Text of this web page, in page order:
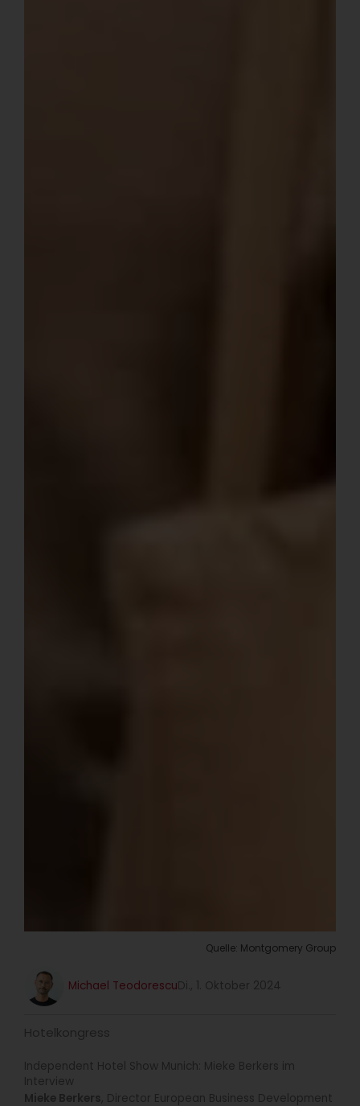
Quelle: Montgomery Group
Michael TeodorescuDi., 1. Oktober 2024
Hotelkongress
Independent Hotel Show Munich: Mieke Berkers im
Interview
Mieke Berkers, Director European Business Development